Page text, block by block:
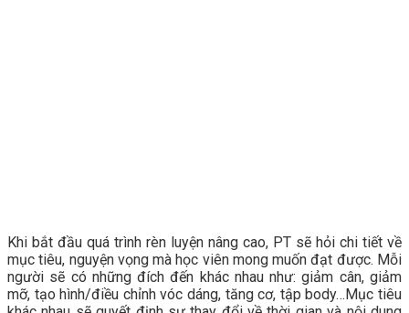
Khi bắt đầu quá trình rèn luyện nâng cao, PT sẽ hỏi chi tiết về
mục tiêu, nguyện vọng mà học viên mong muốn đạt được. Mỗi
người sẽ có những đích đến khác nhau như: giảm cân, giảm
mỡ, tạo hình/điều chỉnh vóc dáng, tăng cơ, tập body…Mục tiêu